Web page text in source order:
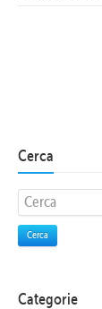
Cerca
Cerca
Categorie